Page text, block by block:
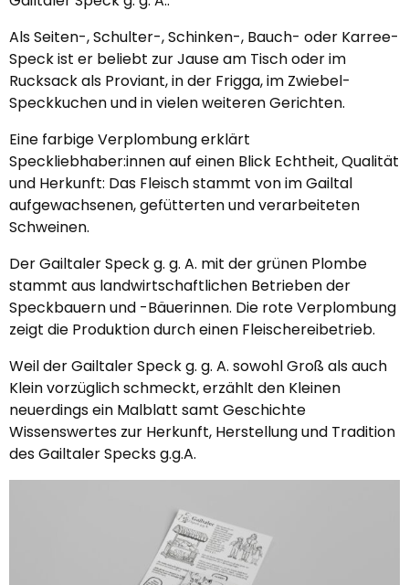
Als Seiten-, Schulter-, Schinken-, Bauch- oder Karree-
Speck ist er beliebt zur Jause am Tisch oder im
Rucksack als Proviant, in der Frigga, im Zwiebel-
Speckkuchen und in vielen weiteren Gerichten.
Eine farbige Verplombung erklärt
Speckliebhaber:innen auf einen Blick Echtheit, Qualität
und Herkunft: Das Fleisch stammt von im Gailtal
aufgewachsenen, gefütterten und verarbeiteten
Schweinen.
Der Gailtaler Speck g. g. A. mit der grünen Plombe
stammt aus landwirtschaftlichen Betrieben der
Speckbauern und -Bäuerinnen. Die rote Verplombung
zeigt die Produktion durch einen Fleischereibetrieb.
Weil der Gailtaler Speck g. g. A. sowohl Groß als auch
Klein vorzüglich schmeckt, erzählt den Kleinen
neuerdings ein Malblatt samt Geschichte
Wissenswertes zur Herkunft, Herstellung und Tradition
des Gailtaler Specks g.g.A.